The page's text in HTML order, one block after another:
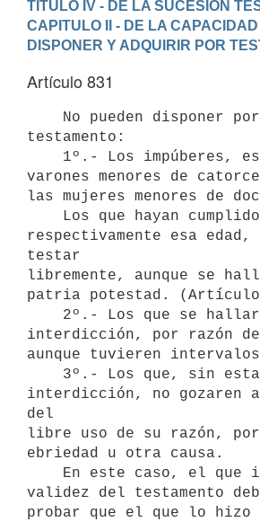
TITULO IV - DE LA SUCESION
CAPITULO II - DE LA
DISPONER Y ADQUIRIR POR
Artículo 831
testamento:
varones menores de
las mujeres menores de
respectivamente esa edad,
testar
libremente, aunque se
patria potestad. (Artículo
interdicción, por razón de
aunque tuvieren
interdicción, no gozaren
del
libre uso de su razón, por
ebriedad u otra causa.
validez del testamento
probar que el que lo hizo